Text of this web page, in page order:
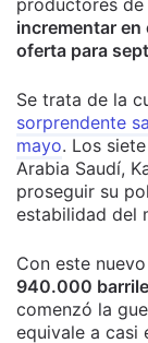
productores
incrementar
oferta para
Se trata de la
sorprendente
mayo. Los
Arabia Saudí,
proseguir su
estabilidad del
Con este
940.000
comenzó la
equivale a casi